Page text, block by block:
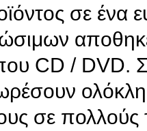
σε ένα
CD /
σε πολλούς